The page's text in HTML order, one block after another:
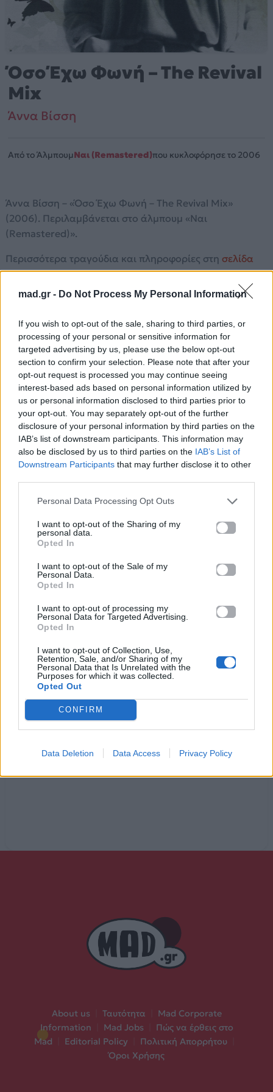
mad.gr - Do Not Process My Personal Information
If you wish to opt-out of the sale, sharing to third parties, or
processing of your personal or sensitive information for
targeted advertising by us, please use the below opt-out
section to confirm your selection. Please note that after your
opt-out request is processed you may continue seeing
interest-based ads based on personal information utilized by
us or personal information disclosed to third parties prior to
your opt-out. You may separately opt-out of the further
disclosure of your personal information by third parties on the
IAB’s list of downstream participants. This information may
also be disclosed by us to third parties on the IAB’s List of
Downstream Participants that may further disclose it to other
Personal Data Processing Opt Outs
I want to opt-out of the Sharing of my
personal data.
Opted In
I want to opt-out of the Sale of my
Personal Data.
Opted In
I want to opt-out of processing my
Personal Data for Targeted Advertising.
Opted In
I want to opt-out of Collection, Use,
Retention, Sale, and/or Sharing of my
Personal Data that Is Unrelated with the
Purposes for which it was collected.
Opted Out
CONFIRM
Data Deletion Data Access Privacy Policy
Όσο Έχω Φωνή – The Revival
Mix
Άννα Βίσση
Από το ΆλμπουμΝαι (Remastered)που κυκλοφόρησε το 2006
Άννα Βίσση – «Όσο Έχω Φωνή – The Revival Mix»
(2006). Περιλαμβάνεται στο άλμπουμ «Ναι
(Remastered)».
Περισσότερα τραγούδια και πληροφορίες στη σελίδα
στο Mad.gr.
Ακούστε το «Όσο Έχω Φωνή – The Revival Mix» σε
Στίχοι
Τα λόγια μικρά
για να πούνε τι νιώθω,
μικρό μυστικό ή ατέλειωτο πόθο.
Μα όσα κι αν πω
τώρα πια θά' ναι λίγα
Όσο έχω φωνή θα στο τραγουδάω
κι ότι λόγια να πω
θά' ναι σ' αγαπάω.
Όσο έχω φωνή θα στο τραγουδάω,
σ' αγαπάω.
Τα μάτια θολά μα δε λεν όσα κρύβουν
Το αίσθημα αυτό
τι μπορεί να το σβήσει,
απ' όσα έχω ζήσει.
Όσο έχω φωνή...
Ακούστε στο Spotify
About us Ταυτότητα
Mad Corporate
Information
Mad Jobs
Πώς να έρθεις στο
Mad
Editorial Policy Πολιτική Απορρήτου
Όροι Χρήσης